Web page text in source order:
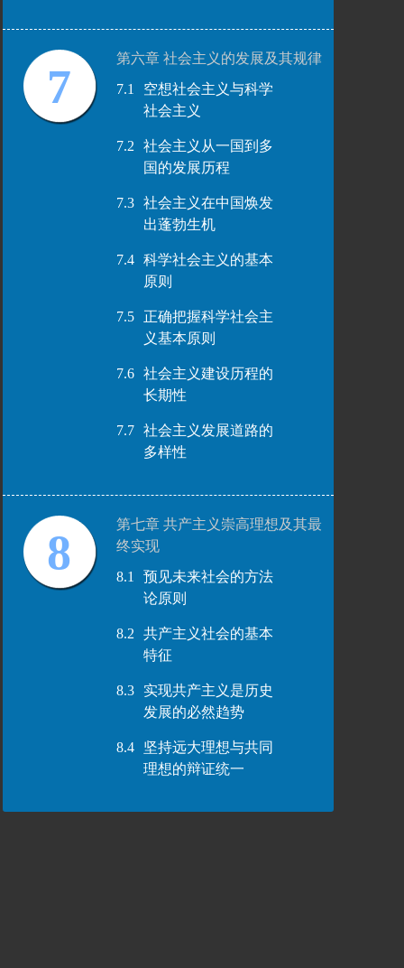
7
第六章 社会主义的发展及其规律
7.1
空想社会主义与科学
社会主义
7.2
社会主义从一国到多
国的发展历程
7.3
社会主义在中国焕发
出蓬勃生机
7.4
科学社会主义的基本
原则
7.5
正确把握科学社会主
义基本原则
7.6
社会主义建设历程的
长期性
7.7
社会主义发展道路的
多样性
8
第七章 共产主义崇高理想及其最
终实现
8.1
预见未来社会的方法
论原则
8.2
共产主义社会的基本
特征
8.3
实现共产主义是历史
发展的必然趋势
8.4
坚持远大理想与共同
理想的辩证统一